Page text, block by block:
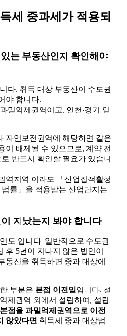
세 중과세가 적용되
는 부동산인지 확인해야
다. 취득 대상 부동산이 수도권
야 합니다.
밀억제권역이고, 인천·경기 일
자연보전권역에 해당하면 같은
이 배제될 수 있으므로, 계약 전
로 반드시 확인할 필요가 있습니
역지역 이라도 「산업집적활성
률」을 적용받는 산업단지는
지났는지 봐야 합니다
도 입니다. 일반적으로 수도권
후 5년이 지나지 않은 법인이
동산을 취득하면 중과 대상에
부분은 본점 이전일입니다. 설
제권역 외에서 설립하여, 설립
본점을 과밀억제권역으로 이전
않았다면 취득세 중과 대상법